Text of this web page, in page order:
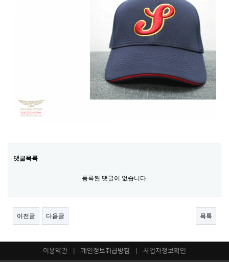
댓글목록
등록된 댓글이 없습니다.
이전글 다음글 목록
이용약관 개인정보취급방침 사업자정보확인